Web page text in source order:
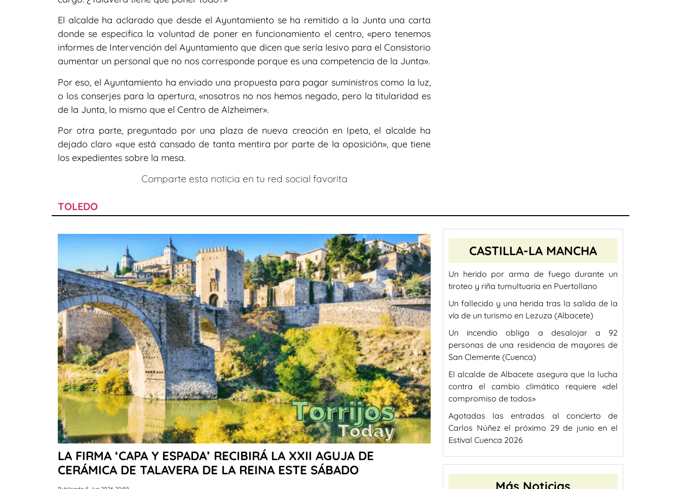
El alcalde ha aclarado que desde el Ayuntamiento se ha remitido a la Junta una carta
donde se especifica la voluntad de poner en funcionamiento el centro, «pero tenemos
informes de Intervención del Ayuntamiento que dicen que sería lesivo para el Consistorio
aumentar un personal que no nos corresponde porque es una competencia de la Junta».
Por eso, el Ayuntamiento ha enviado una propuesta para pagar suministros como la luz,
o los conserjes para la apertura, «nosotros no nos hemos negado, pero la titularidad es
de la Junta, lo mismo que el Centro de Alzheimer».
Por otra parte, preguntado por una plaza de nueva creación en Ipeta, el alcalde ha
dejado claro «que está cansado de tanta mentira por parte de la oposición», que tiene
los expedientes sobre la mesa.
Comparte esta noticia en tu red social favorita
TOLEDO
LA FIRMA ‘CAPA Y ESPADA’ RECIBIRÁ LA XXII AGUJA DE
CERÁMICA DE TALAVERA DE LA REINA ESTE SÁBADO
CASTILLA-LA MANCHA
Un herido por arma de fuego durante un
tiroteo y riña tumultuaria en Puertollano
Un fallecido y una herida tras la salida de la
vía de un turismo en Lezuza (Albacete)
Un incendio obliga a desalojar a 92
personas de una residencia de mayores de
San Clemente (Cuenca)
El alcalde de Albacete asegura que la lucha
contra el cambio climático requiere «del
compromiso de todos»
Agotadas las entradas al concierto de
Carlos Núñez el próximo 29 de junio en el
Estival Cuenca 2026